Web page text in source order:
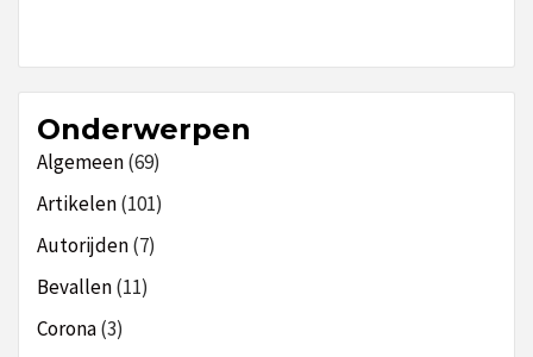
Onderwerpen
Algemeen(69)
Artikelen(101)
Autorijden(7)
Bevallen(11)
Corona(3)